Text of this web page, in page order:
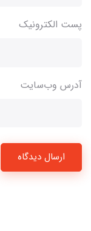
پست الکترونیک
آدرس وب‌سایت
ارسال دیدگاه